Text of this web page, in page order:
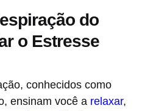
do
o Estresse
conhecidos como
ensinam você a relaxar,